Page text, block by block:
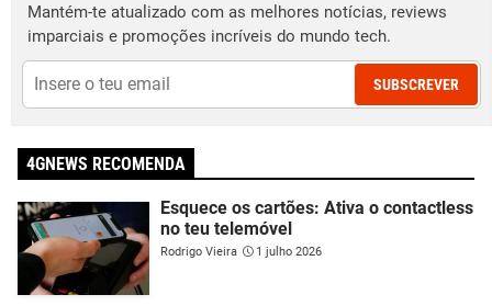
Mantém-te atualizado com as melhores notícias, reviews
imparciais e promoções incríveis do mundo tech.
SUBSCREVER
4GNEWS RECOMENDA
Esquece os cartões: Ativa o contactless
no teu telemóvel
Rodrigo Vieira 1 julho 2026